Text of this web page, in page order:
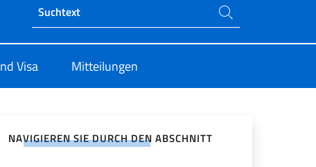
Ricerca sito live
Suchen Sie auf der Website
Visa Mitteilungen
NAVIGIEREN SIE DURCH DEN ABSCHNITT